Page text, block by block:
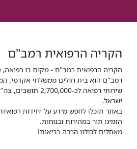
הקריה הרפואית רמב"ם
הקריה הרפואית רמב"ם - מקום בו רפואה,
ישראל.
באתר תוכלו לחפש מידע על יחידות
הזמינו תור במהירות ובנוחות.
מאחלים לכולנו הרבה בריאות!